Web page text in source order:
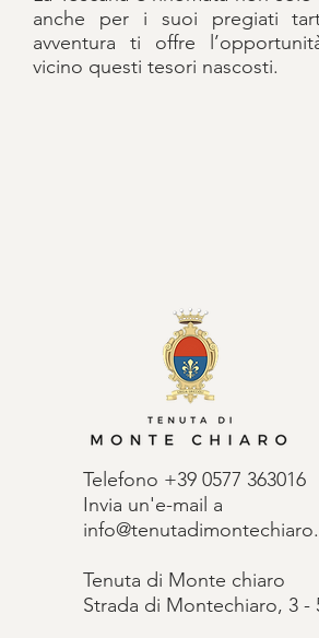
anche per i suoi pregiati
avventura ti offre
vicino questi tesori nascosti.
Telefono +39 0577 363016
Invia un'e-mail a
Tenuta di Monte chiaro
Strada di Montechiaro, 3 -